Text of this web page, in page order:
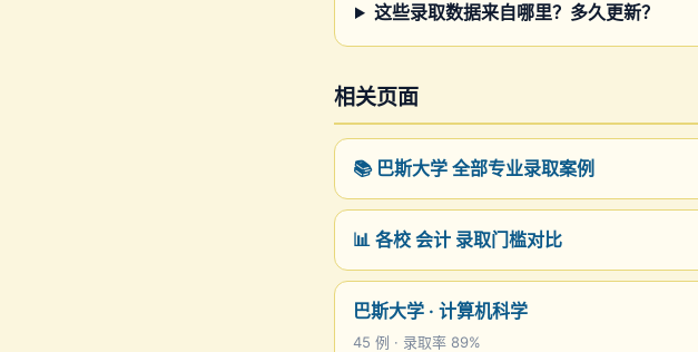
这些录取数据来自哪里？多久更新？
相关页面
📚 巴斯大学 全部专业录取案例
📊 各校 会计 录取门槛对比
巴斯大学 · 计算机科学
45 例 · 录取率 89%